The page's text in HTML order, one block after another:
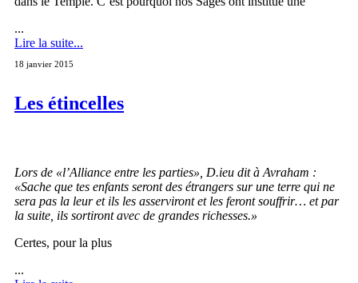
...
Lire la suite...
18 janvier 2015
Les étincelles
Lors de «l’Alliance entre les parties», D.ieu dit à Avraham :
«Sache que tes enfants seront des étrangers sur une terre qui ne
sera pas la leur et ils les asserviront et les feront souffrir… et par
la suite, ils sortiront avec de grandes richesses.»
Certes, pour la plus
...